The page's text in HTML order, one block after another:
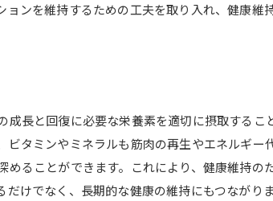
ンを維持するための工夫を取り入れ、健康維
長と回復に必要な栄養素を適切に摂取するこ
タミンやミネラルも筋肉の再生やエネルギー
ることができます。これにより、健康維持の
けでなく、長期的な健康の維持にもつながりま